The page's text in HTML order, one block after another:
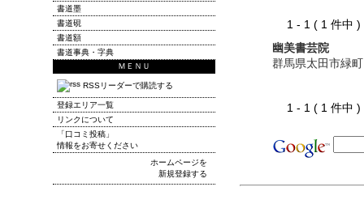
1 - 1 ( 1 件
幽美書芸院
群馬県太田市緑
1 - 1 ( 1 件
書道墨
書道硯
書道額
書道事典・字典
ＭＥＮＵ
RSSリーダーで購読する
登録エリア一覧
リンクについて
「口コミ投稿」
情報をお寄せください
ホームページを
新規登録する